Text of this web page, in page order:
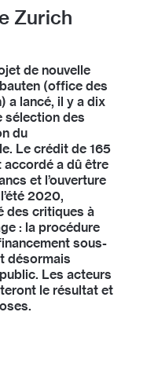
pas une valeur
l’ouvrage de la
du projet. »
d’améliorer un état
que naît la qualité. La
débat sociétal sur la
à l’avenir. Les
faire manuel et
architectes sont
des visions
perdre de vue nos
»
des offres. Le
décrire précisément
ces
sensée ne
ou au dentiste
de pratiques
conception. »
et du groupe
».
une approche
que l’on conçoit
problématiques de
et détérioration de la
de précieuses
générations
»
Zurich
de nouvelle
(office des
a lancé, il y a dix
sélection des
du
Le crédit de 165
a dû être
et l’ouverture
2020,
des critiques à
: la procédure
sous-
désormais
Les acteurs
le résultat et